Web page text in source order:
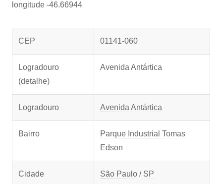
longitude -46.66944
CEP 01141-060
Logradouro
(detalhe)
Avenida Antártica
Logradouro Avenida Antártica
Bairro
Parque Industrial Tomas
Edson
Cidade São Paulo / SP